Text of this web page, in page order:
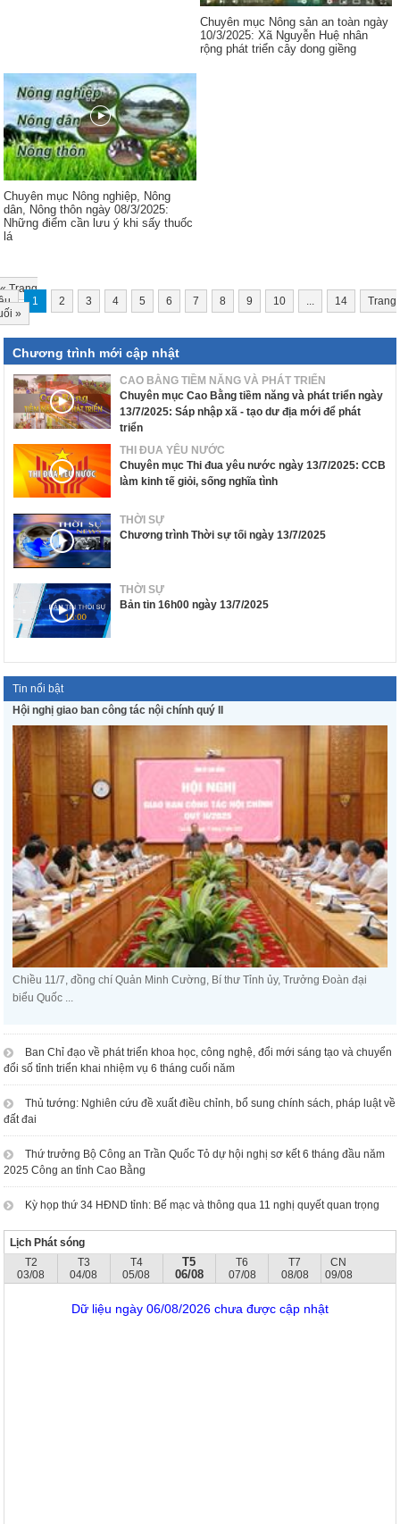
Chuyên mục Nông sản an toàn ngày
10/3/2025: Xã Nguyễn Huệ nhân
rộng phát triển cây dong giềng
Chuyên mục Nông nghiệp, Nông
dân, Nông thôn ngày 08/3/2025:
Những điểm cần lưu ý khi sấy thuốc
lá
«Trang
1 2 3 4 5 6 7 8 9 10 ... 14
Trang
»
Chương trình mới cập nhật
CAO BẰNG TIỀM NĂNG VÀ PHÁT TRIỂN
Chuyên mục Cao Bằng tiềm năng và phát triển ngày
13/7/2025: Sáp nhập xã - tạo dư địa mới để phát
triển
THI ĐUA YÊU NƯỚC
Chuyên mục Thi đua yêu nước ngày 13/7/2025: CCB
làm kinh tế giỏi, sống nghĩa tình
THỜI SỰ
Chương trình Thời sự tối ngày 13/7/2025
THỜI SỰ
Bản tin 16h00 ngày 13/7/2025
Tin nổi bật
Hội nghị giao ban công tác nội chính quý II
Chiều 11/7, đồng chí Quản Minh Cường, Bí thư Tỉnh ủy, Trưởng Đoàn đại
biểu Quốc ...
Ban Chỉ đạo về phát triển khoa học, công nghệ, đổi mới sáng tạo và chuyển
đổi số tỉnh triển khai nhiệm vụ 6 tháng cuối năm
Thủ tướng: Nghiên cứu đề xuất điều chỉnh, bổ sung chính sách, pháp luật về
đất đai
Thứ trưởng Bộ Công an Trần Quốc Tỏ dự hội nghị sơ kết 6 tháng đầu năm
2025 Công an tỉnh Cao Bằng
Kỳ họp thứ 34 HĐND tỉnh: Bế mạc và thông qua 11 nghị quyết quan trọng
Lịch Phát sóng
T2
03/08
T3
04/08
T4
05/08
T5
06/08
T6
07/08
T7
08/08
CN
09/08
Dữ liệu ngày 06/08/2026 chưa được cập nhật